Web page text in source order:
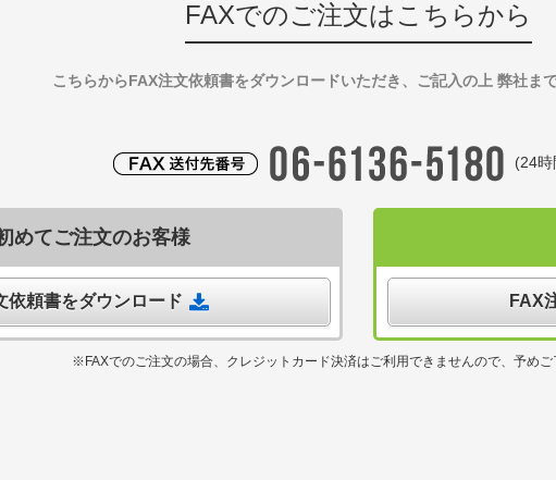
FAXでのご注文はこちらから
こちらからFAX注文依頼書をダウンロードいただき、ご記入の上 弊社まで
(24時
めてご注文のお客様
依頼書をダウンロード FAX
※FAXでのご注文の場合、クレジットカード決済はご利用できませんので、予めご